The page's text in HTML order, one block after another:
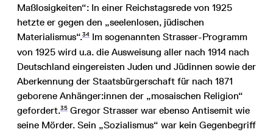
Maßlosigkeiten“: In einer Reichstagsrede von 1925
hetzte er gegen den „seelenlosen, jüdischen
Materialismus“.34 Im sogenannten Strasser-Programm
von 1925 wird u.a. die Ausweisung aller nach 1914 nach
Deutschland eingereisten Juden und Jüdinnen sowie der
Aberkennung der Staatsbürgerschaft für nach 1871
geborene Anhänger:innen der „mosaischen Religion“
gefordert.35 Gregor Strasser war ebenso Antisemit wie
seine Mörder. Sein „Sozialismus“ war kein Gegenbegriff